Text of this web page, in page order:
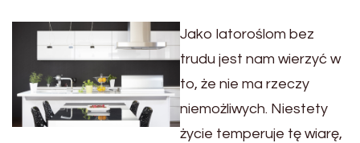
Jako latoroślom bez
trudu jest nam wierzyć w
to, że nie ma rzeczy
niemożliwych. Niestety
życie temperuje tę wiarę,